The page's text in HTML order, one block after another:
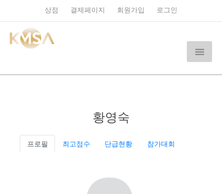
상점 결제페이지 회원가입 로그인
황영숙
프로필 최고점수 단급현황 참가대회